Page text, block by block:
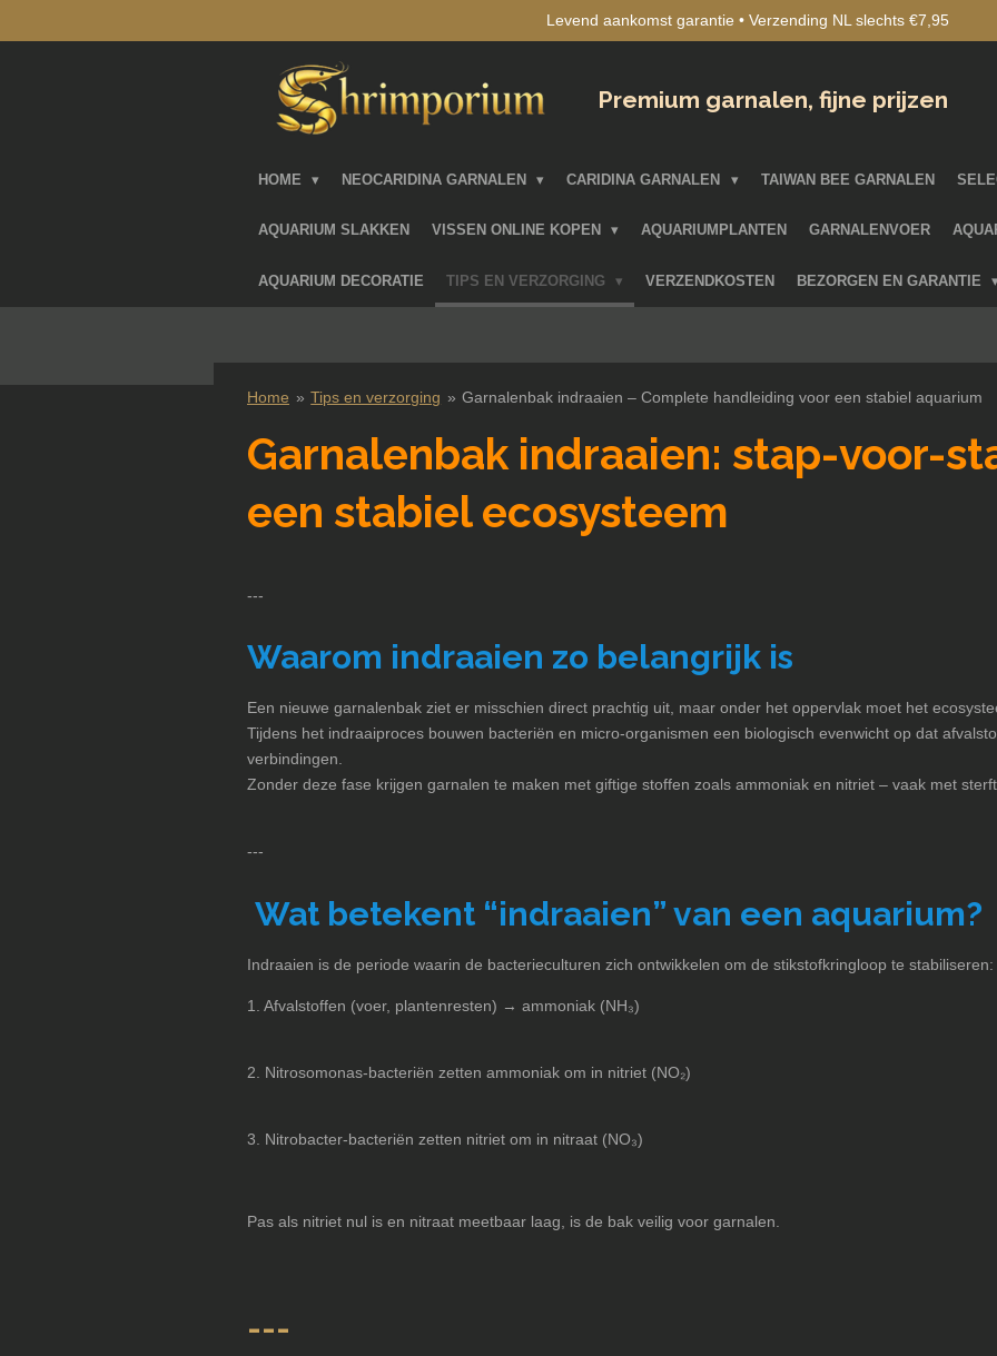
Levend aankomst garantie • Verzending NL slechts €7,95
Premium garnalen, fijne prijzen
HOME NEOCARIDINA GARNALEN CARIDINA GARNALEN TAIWAN BEE GARNALEN
AQUARIUM SLAKKEN VISSEN ONLINE KOPEN AQUARIUMPLANTEN GARNALENVOER
AQUARIUM DECORATIE TIPS EN VERZORGING VERZENDKOSTEN BEZORGEN EN GARANTIE
Home » Tips en verzorging » Garnalenbak indraaien – Complete handleiding voor een stabiel aquarium
Garnalenbak indraaien: stap-voor-
een stabiel ecosysteem
---
Waarom indraaien zo belangrijk is
Een nieuwe garnalenbak ziet er misschien direct prachtig uit, maar onder het oppervlak moet het
Tijdens het indraaiproces bouwen bacteriën en micro-organismen een biologisch evenwicht op dat
verbindingen.
Zonder deze fase krijgen garnalen te maken met giftige stoffen zoals ammoniak en nitriet – vaak met
---
Wat betekent “indraaien” van een aquarium?
Indraaien is de periode waarin de bacterieculturen zich ontwikkelen om de stikstofkringloop te stabiliseren:
1. Afvalstoffen (voer, plantenresten) → ammoniak (NH₃)
2. Nitrosomonas-bacteriën zetten ammoniak om in nitriet (NO₂)
3. Nitrobacter-bacteriën zetten nitriet om in nitraat (NO₃)
Pas als nitriet nul is en nitraat meetbaar laag, is de bak veilig voor garnalen.
---